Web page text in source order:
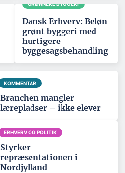
GRØNNERE BYGGERI
Dansk Erhverv: Beløn
grønt byggeri med
hurtigere
byggesagsbehandling
KOMMENTAR
Branchen mangler
lærepladser – ikke elever
ERHVERV OG POLITIK
Styrker
repræsentationen i
Nordjylland